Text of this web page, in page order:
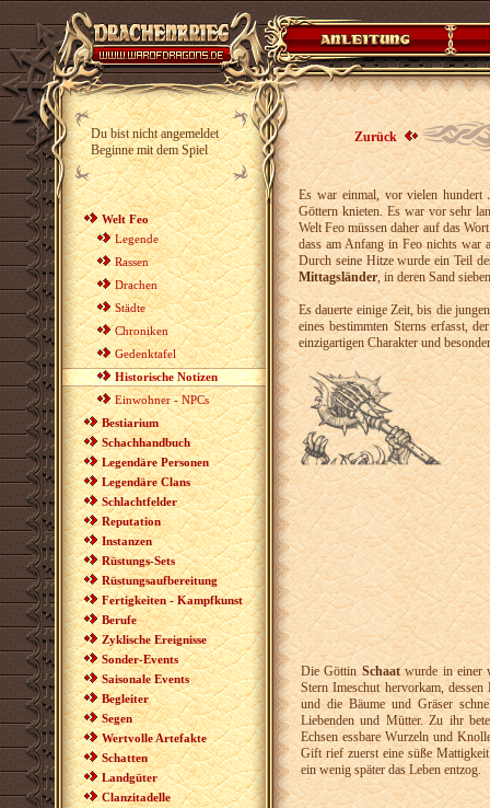
Du bist nicht angemeldet
Beginne mit dem Spiel
Welt Feo
Legende
Rassen
Drachen
Städte
Chroniken
Gedenktafel
Historische Notizen
Einwohner - NPCs
Bestiarium
Schachhandbuch
Legendäre Personen
Legendäre Clans
Schlachtfelder
Reputation
Instanzen
Rüstungs-Sets
Rüstungsaufbereitung
Fertigkeiten - Kampfkunst
Berufe
Zyklische Ereignisse
Sonder-Events
Saisonale Events
Begleiter
Segen
Wertvolle Artefakte
Schatten
Landgüter
Clanzitadelle
Zurück
Es war einmal, vor vielen hundert
Göttern knieten. Es war vor sehr
Welt Feo müssen daher auf das
dass am Anfang in Feo nichts war
Durch seine Hitze wurde ein Teil
Mittagsländer, in deren Sand
Es dauerte einige Zeit, bis die
eines bestimmten Sterns erfasst,
einzigartigen Charakter und
Die GöttinSchaatwurde in einer
Stern Imeschut hervorkam,
und die Bäume und Gräser
Liebenden und Mütter. Zu ihr
Echsen essbare Wurzeln und
Gift rief zuerst eine süße
ein wenig später das Leben entzog.